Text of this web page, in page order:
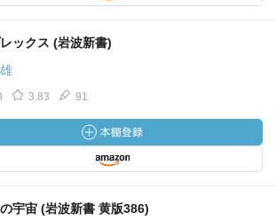
ックス (岩波新書)
3.83 91
宇宙 (岩波新書 黄版386)